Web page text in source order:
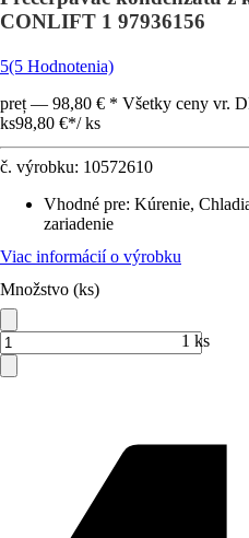
CONLIFT 1 97936156
5(5 Hodnotenia)
preț — 98,80 € * Všetky ceny vr.
ks98,80 €*/ ks
č. výrobku: 10572610
Vhodné pre: Kúrenie,
zariadenie
Viac informácií o výrobku
Množstvo (ks)
1 ks